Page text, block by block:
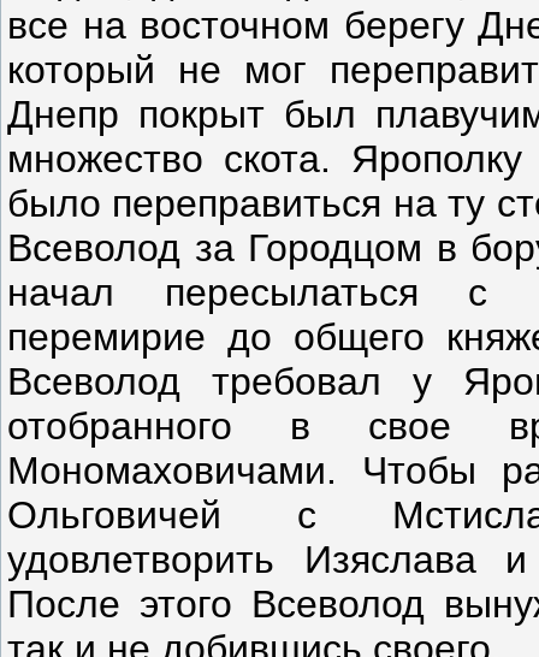
все на восточном берегу
который не мог
Днепр покрыт был
множество скота.
было переправиться на ту
Всеволод за Городцом в
начал пересылаться с
перемирие до общего
Всеволод требовал у
отобранного в свое
Мономаховичами. Чтобы
Ольговичей с
удовлетворить
После этого Всеволод